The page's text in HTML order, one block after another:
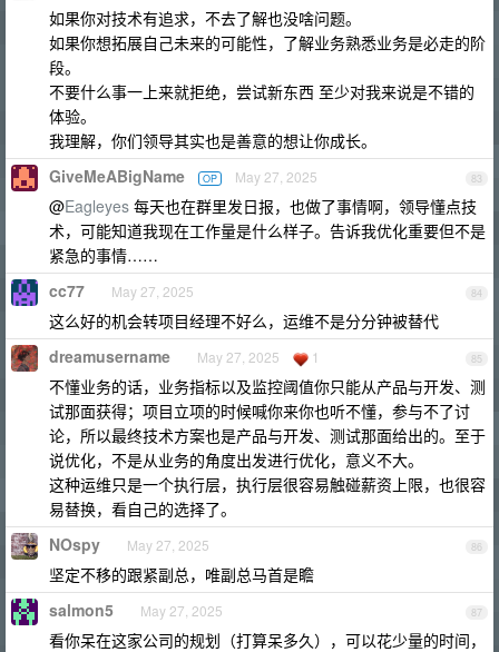
如果你对技术有追求，不去了解也没啥问题。
如果你想拓展自己未来的可能性，了解业务熟悉业务是必走的阶
段。
不要什么事一上来就拒绝，尝试新东西 至少对我来说是不错的
体验。
我理解，你们领导其实也是善意的想让你成长。
83
GiveMeABigName OP May 27, 2025
@Eagleyes 每天也在群里发日报，也做了事情啊，领导懂点技
术，可能知道我现在工作量是什么样子。告诉我优化重要但不是
紧急的事情……
84
cc77 May 27, 2025
这么好的机会转项目经理不好么，运维不是分分钟被替代
85
dreamusername May 27, 2025 1
不懂业务的话，业务指标以及监控阈值你只能从产品与开发、测
试那面获得；项目立项的时候喊你来你也听不懂，参与不了讨
论，所以最终技术方案也是产品与开发、测试那面给出的。至于
说优化，不是从业务的角度出发进行优化，意义不大。
这种运维只是一个执行层，执行层很容易触碰薪资上限，也很容
易替换，看自己的选择了。
86
NOspy May 27, 2025
坚定不移的跟紧副总，唯副总马首是瞻
87
salmon5 May 27, 2025
看你呆在这家公司的规划（打算呆多久），可以花少量的时间，